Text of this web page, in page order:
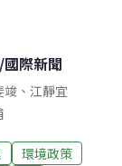
/國際新聞
竣 、 江靜宜
環境政策